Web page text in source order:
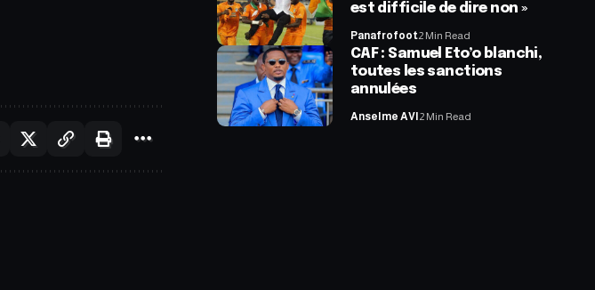
est difficile de dire non »
Panafrofoot2 Min Read
CAF : Samuel Eto’o blanchi,
toutes les sanctions
annulées
Anselme AVI 2 Min Read